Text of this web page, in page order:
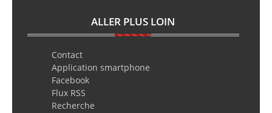
ALLER PLUS LOIN
Contact
Application smartphone
Facebook
Flux RSS
Recherche